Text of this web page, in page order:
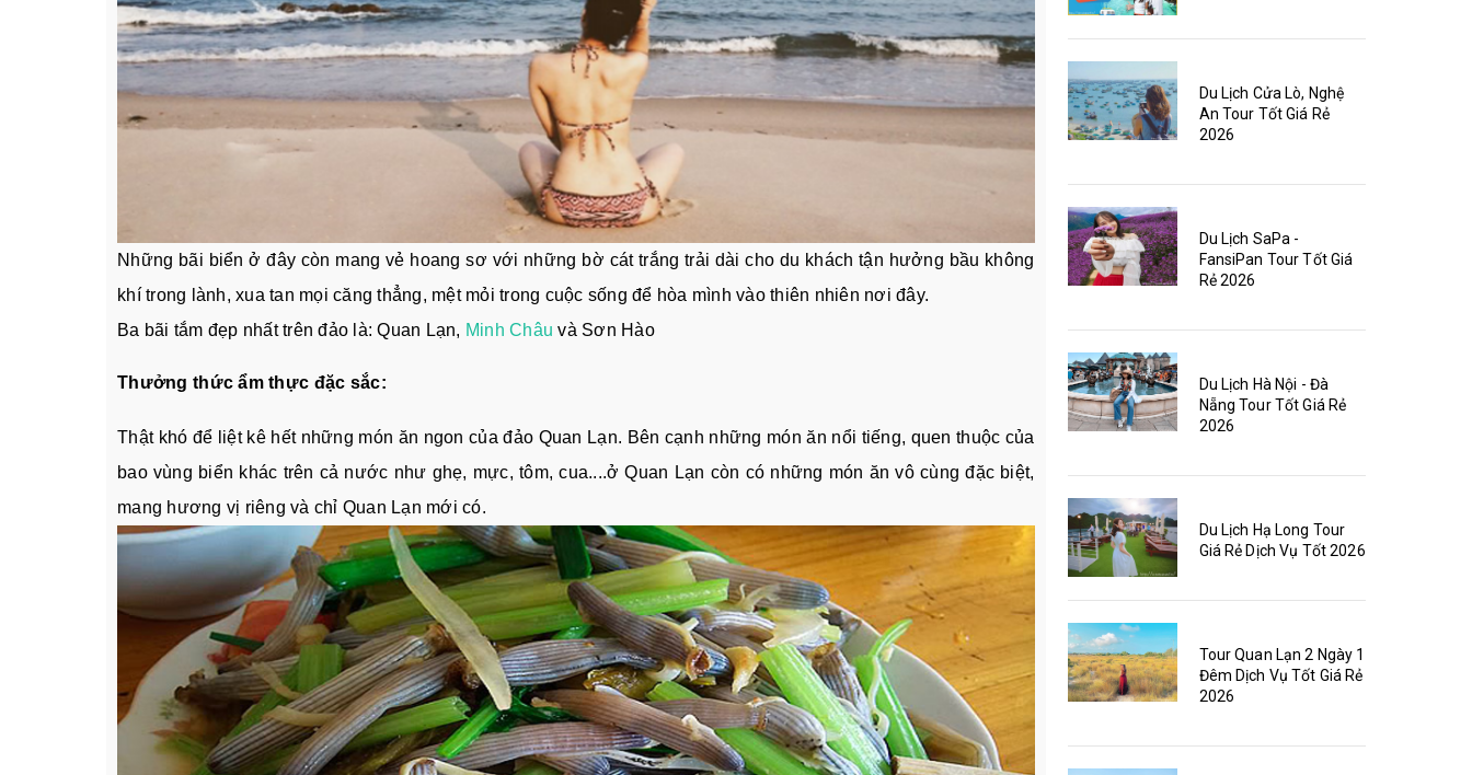
Những bãi biển ở đây còn mang vẻ hoang sơ với những bờ cát trắng trải dài cho du khách tận hưởng bầu không
khí trong lành, xua tan mọi căng thẳng, mệt mỏi trong cuộc sống để hòa mình vào thiên nhiên nơi đây.
Ba bãi tắm đẹp nhất trên đảo là: Quan Lạn, Minh Châu và Sơn Hào
Thưởng thức ẩm thực đặc sắc:
Thật khó để liệt kê hết những món ăn ngon của đảo Quan Lạn. Bên cạnh những món ăn nổi tiếng, quen thuộc của
bao vùng biển khác trên cả nước như ghẹ, mực, tôm, cua....ở Quan Lạn còn có những món ăn vô cùng đặc biệt,
mang hương vị riêng và chỉ Quan Lạn mới có.
Du Lịch Cửa Lò, Nghệ
An Tour Tốt Giá Rẻ
2026
Du Lịch SaPa -
FansiPan Tour Tốt Giá
Rẻ 2026
Du Lịch Hà Nội - Đà
Nẵng Tour Tốt Giá Rẻ
2026
Du Lịch Hạ Long Tour
Giá Rẻ Dịch Vụ Tốt 2026
Tour Quan Lạn 2 Ngày 1
Đêm Dịch Vụ Tốt Giá Rẻ
2026